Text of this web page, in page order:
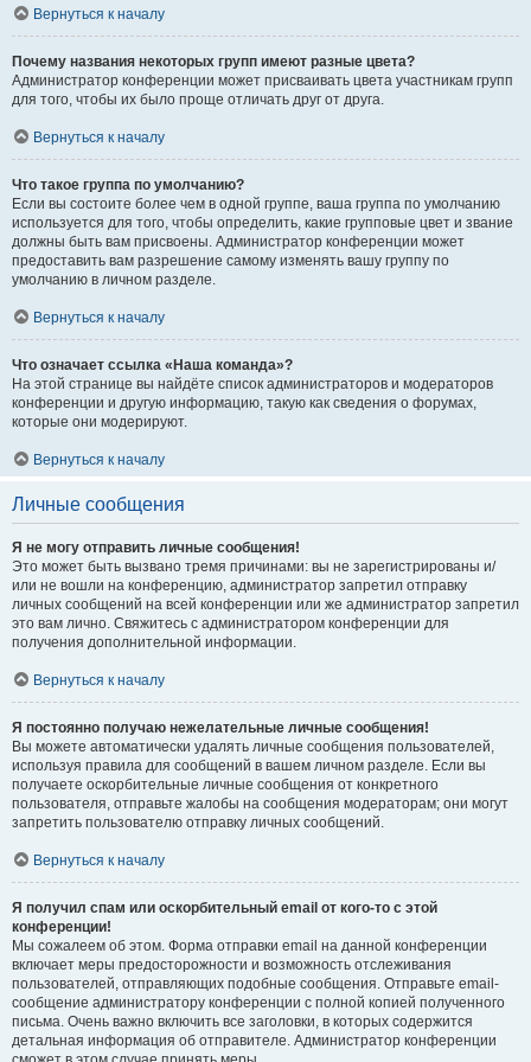
Вернуться к началу
Почему названия некоторых групп имеют разные цвета?
Администратор конференции может присваивать цвета участникам групп
для того, чтобы их было проще отличать друг от друга.
Вернуться к началу
Что такое группа по умолчанию?
Если вы состоите более чем в одной группе, ваша группа по умолчанию
используется для того, чтобы определить, какие групповые цвет и звание
должны быть вам присвоены. Администратор конференции может
предоставить вам разрешение самому изменять вашу группу по
умолчанию в личном разделе.
Вернуться к началу
Что означает ссылка «Наша команда»?
На этой странице вы найдёте список администраторов и модераторов
конференции и другую информацию, такую как сведения о форумах,
которые они модерируют.
Вернуться к началу
Личные сообщения
Я не могу отправить личные сообщения!
Это может быть вызвано тремя причинами: вы не зарегистрированы и/
или не вошли на конференцию, администратор запретил отправку
личных сообщений на всей конференции или же администратор запретил
это вам лично. Свяжитесь с администратором конференции для
получения дополнительной информации.
Вернуться к началу
Я постоянно получаю нежелательные личные сообщения!
Вы можете автоматически удалять личные сообщения пользователей,
используя правила для сообщений в вашем личном разделе. Если вы
получаете оскорбительные личные сообщения от конкретного
пользователя, отправьте жалобы на сообщения модераторам; они могут
запретить пользователю отправку личных сообщений.
Вернуться к началу
Я получил спам или оскорбительный email от кого-то с этой
конференции!
Мы сожалеем об этом. Форма отправки email на данной конференции
включает меры предосторожности и возможность отслеживания
пользователей, отправляющих подобные сообщения. Отправьте email-
сообщение администратору конференции с полной копией полученного
письма. Очень важно включить все заголовки, в которых содержится
детальная информация об отправителе. Администратор конференции